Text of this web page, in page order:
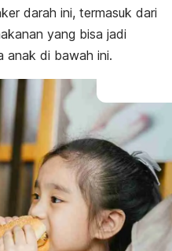
darah ini, termasuk dari
yang bisa jadi
anak di bawah ini.